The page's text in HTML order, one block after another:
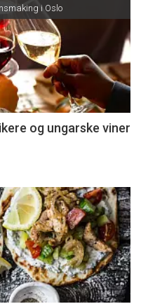
i Oslo
og ungarske viner